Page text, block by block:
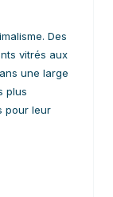
Des
vitrés aux
une large
plus
pour leur